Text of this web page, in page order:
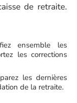
de retraite.
ensemble les
les corrections
les dernières
de la retraite.